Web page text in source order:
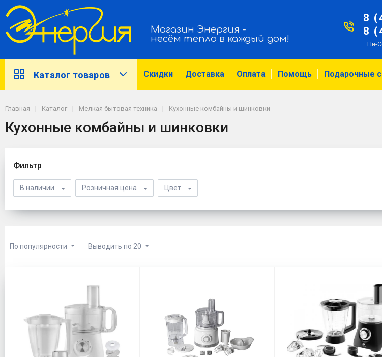
Магазин Энергия -
несём тепло в каждый дом!
8
8
Пн-
Каталог товаров Скидки Доставка Оплата Помощь Подарочные
Главная Каталог Мелкая бытовая техника Кухонные комбайны и шинковки
Кухонные комбайны и шинковки
Фильтр
В наличии Розничная цена Цвет
По популярности Выводить по 20